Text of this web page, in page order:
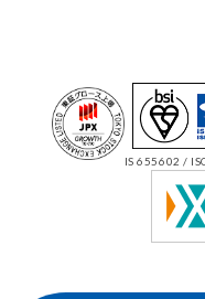
IS 655602 /